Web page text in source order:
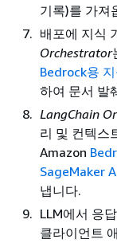
기록)를 가져
배포에 지식
Orchestrator
Bedrock용
하여 문서 발
LangChain
리 및 컨텍스
Amazon
SageMaker
냅니다.
LLM에서 응
클라이언트